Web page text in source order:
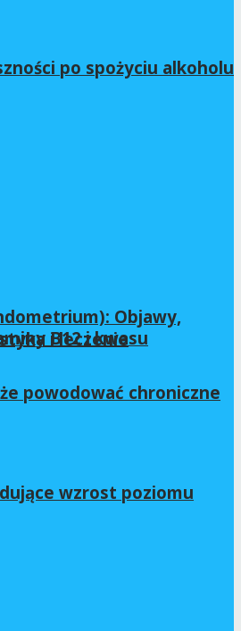
po spożyciu alkoholu
B12 i kwasu
powodować chroniczne
Objawy,
i leczenie
wzrost poziomu